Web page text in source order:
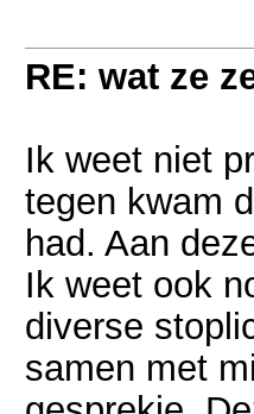
RE: wat ze
Ik weet niet
tegen kwam
had. Aan
Ik weet ook
diverse
samen met